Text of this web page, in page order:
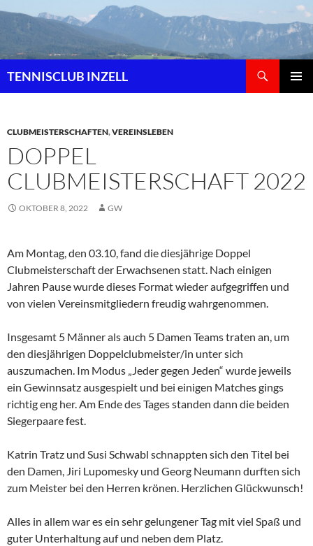
Zum
Inhalt
TENNISCLUB INZELL
CLUBMEISTERSCHAFTEN,VEREINSLEBEN
DOPPEL
CLUBMEISTERSCHAFT 2022
OKTOBER 8, 2022 GW
Am Montag, den 03.10, fand die diesjährige Doppel
Clubmeisterschaft der Erwachsenen statt. Nach einigen
Jahren Pause wurde dieses Format wieder aufgegriffen und
von vielen Vereinsmitgliedern freudig wahrgenommen.
Insgesamt 5 Männer als auch 5 Damen Teams traten an, um
den diesjährigen Doppelclubmeister/in unter sich
auszumachen. Im Modus „Jeder gegen Jeden“ wurde jeweils
ein Gewinnsatz ausgespielt und bei einigen Matches gings
richtig eng her. Am Ende des Tages standen dann die beiden
Siegerpaare fest.
Katrin Tratz und Susi Schwabl schnappten sich den Titel bei
den Damen, Jiri Lupomesky und Georg Neumann durften sich
zum Meister bei den Herren krönen. Herzlichen Glückwunsch!
Alles in allem war es ein sehr gelungener Tag mit viel Spaß und
guter Unterhaltung auf und neben dem Platz.